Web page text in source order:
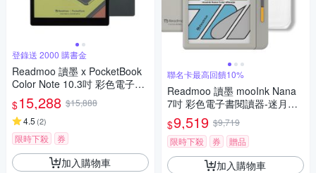
登錄送 2000 購書金
Readmoo 讀墨 x PocketBook
Color Note 10.3吋 彩色電子書
閱讀器
$15,288 $15,888
4.5 (2)
限時下殺 券
加入購物車
聯名卡最高回饋10%
Readmoo 讀墨 mooInk Nana
7吋 彩色電子書閱讀器-迷月白+
7吋透明殼 (組合)
$9,519 $9,719
限時下殺
券 贈品
加入購物車